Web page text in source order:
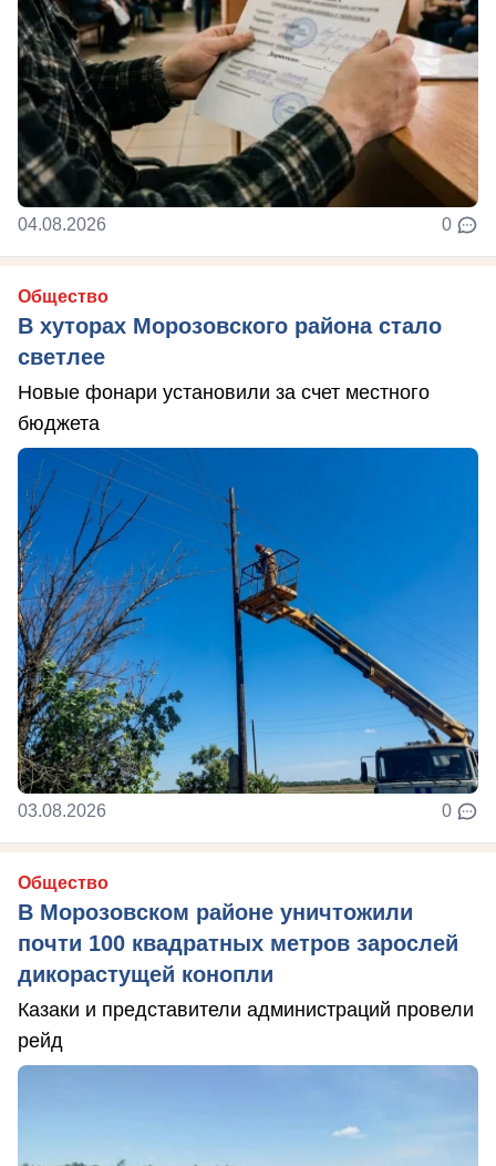
04.08.2026 0
Общество
В хуторах Морозовского района стало
светлее
Новые фонари установили за счет местного
бюджета
03.08.2026 0
Общество
В Морозовском районе уничтожили
почти 100 квадратных метров зарослей
дикорастущей конопли
Казаки и представители администраций провели
рейд